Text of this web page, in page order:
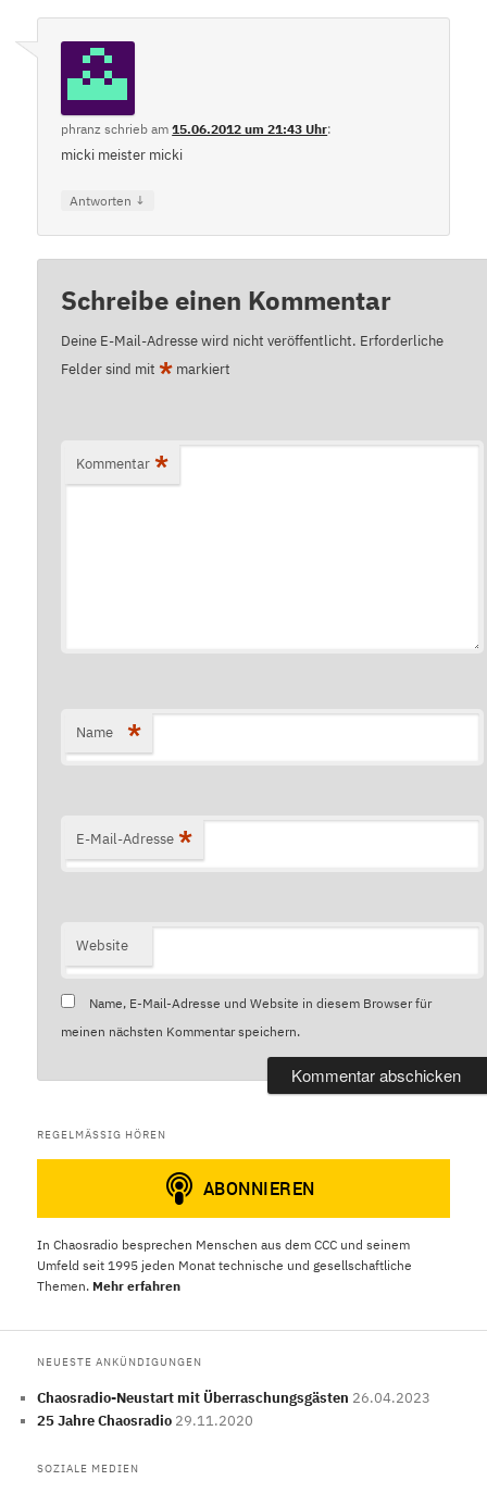
phranz schrieb am15.06.2012 um 21:43 Uhr:
micki meister micki
Antworten ↓
Schreibe einen Kommentar
Deine E-Mail-Adresse wird nicht veröffentlicht. Erforderliche
Felder sind mit* markiert
Kommentar *
Name *
E-Mail-Adresse *
Website
Name, E-Mail-Adresse und Website in diesem Browser für
meinen nächsten Kommentar speichern.
REGELMÄSSIG HÖREN
In Chaosradio besprechen Menschen aus dem CCC und seinem
Umfeld seit 1995 jeden Monat technische und gesellschaftliche
Themen. Mehr erfahren
NEUESTE ANKÜNDIGUNGEN
Chaosradio-Neustart mit Überraschungsgästen 26.04.2023
25 Jahre Chaosradio 29.11.2020
SOZIALE MEDIEN